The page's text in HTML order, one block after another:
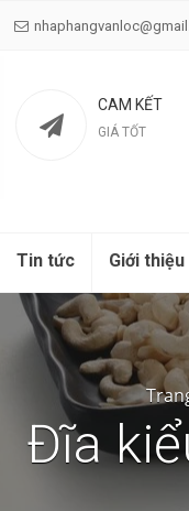
CAM KẾT
GIÁ TỐT
Tin tức Giới thiệu
Đĩa